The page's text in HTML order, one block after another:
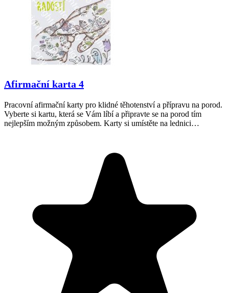
Afirmační karta 4
Pracovní afirmační karty pro klidné těhotenství a přípravu na porod.
Vyberte si kartu, která se Vám líbí a připravte se na porod tím
nejlepším možným způsobem. Karty si umístěte na lednici…